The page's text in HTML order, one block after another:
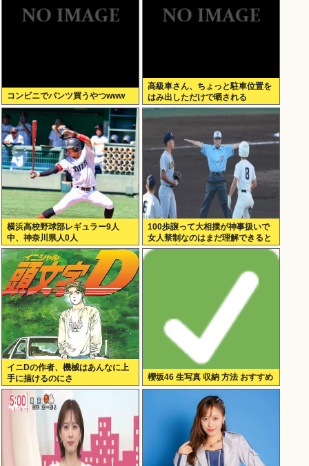
コンビニでパンツ買うやつwww
高級車さん、ちょっと駐車位置を
はみ出しただけで晒される
wwwWwwWWw
横浜高校野球部レギュラー9人
中、神奈川県人0人
100歩譲って大相撲が神事扱いで
女人禁制なのはまだ理解できると
して、高校野球のグラウンドが女
イニDの作者、機械はあんなに上
手に描けるのにさ
櫻坂46 生写真 収納 方法 おすすめ